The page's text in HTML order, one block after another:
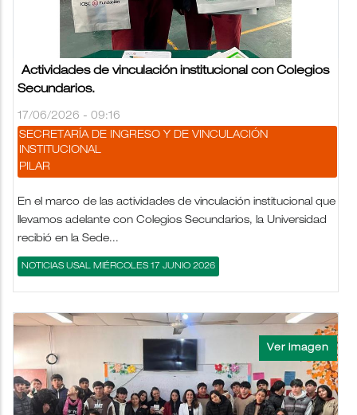
Actividades de vinculación institucional con Colegios
Secundarios.
17/06/2026 - 09:16
SECRETARÍA DE INGRESO Y DE VINCULACIÓN
INSTITUCIONAL
PILAR
En el marco de las actividades de vinculación institucional que
llevamos adelante con Colegios Secundarios, la Universidad
recibió en la Sede...
NOTICIAS USAL MIÉRCOLES 17 JUNIO 2026